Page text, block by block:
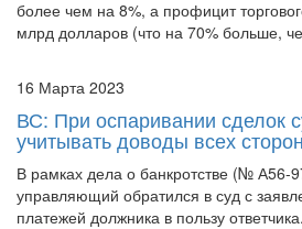
16 Марта 2023
учитывать доводы всех сторон
В рамках дела о банкротстве (№ А56-
управляющий обратился в суд с
платежей должника в пользу
заявления управляющий сослался на
платежей, в результате чего был